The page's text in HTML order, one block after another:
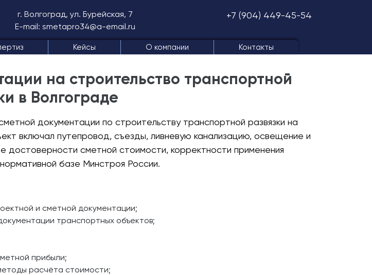
г. Волгоград, ул. Бурейская, 7
E-mail: smetapro34@a-email.ru
+7 (904) 449-45-54
Кейсы О компании Контакты
на строительство транспортной
в Волгограде
документации по строительству транспортной развязки на
включал путепровод, съезды, ливневую канализацию, освещение и
сметной стоимости, корректности применения
базе Минстроя России.
и сметной документации;
транспортных объектов;
прибыли;
расчёта стоимости;